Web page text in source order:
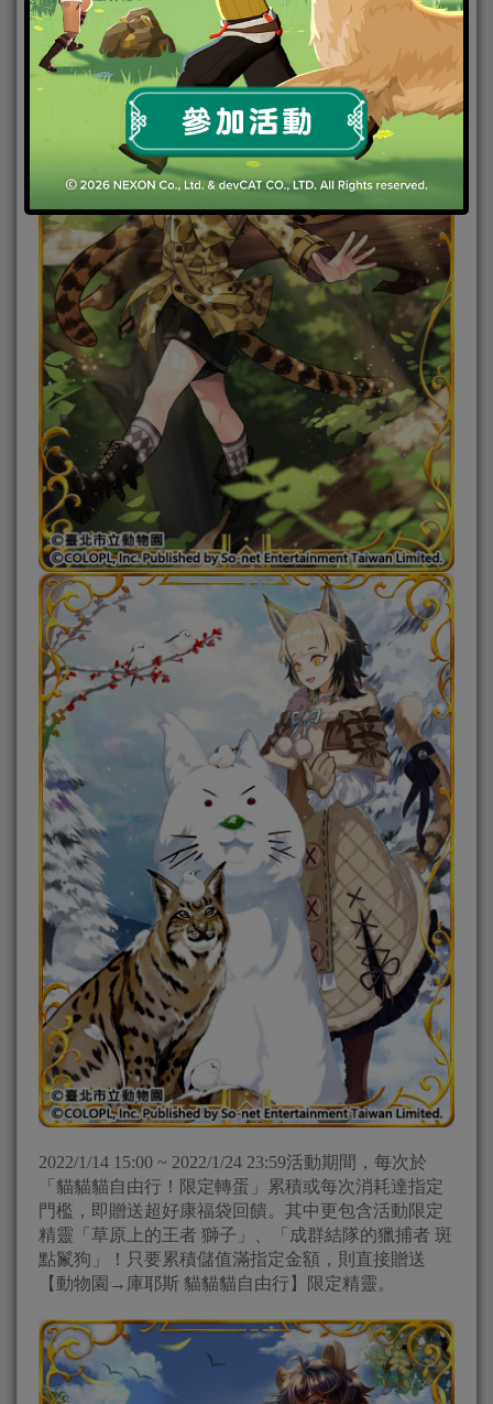
2022/1/14 15:00 ~ 2022/1/24 23:59活動期間，每次於
「貓貓貓自由行！限定轉蛋」累積或每次消耗達指定
門檻，即贈送超好康福袋回饋。其中更包含活動限定
精靈「草原上的王者 獅子」、「成群結隊的獵捕者 斑
點鬣狗」！只要累積儲值滿指定金額，則直接贈送
【動物園→庫耶斯 貓貓貓自由行】限定精靈。